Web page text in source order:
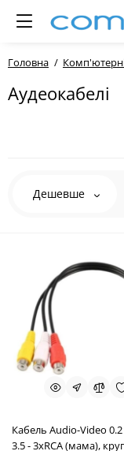
Головна
Аудеокабелі
Дешевше
Кабель Audio-Video 0.2
3.5 - 3хRCA (мама),